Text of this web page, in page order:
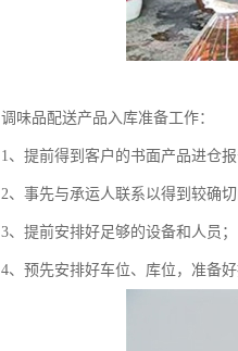
调味品配送产品入库准备工作：
1、提前得到客户的书面产品进仓报
2、事先与承运人联系以得到较确切
3、提前安排好足够的设备和人员；
4、预先安排好车位、库位，准备好